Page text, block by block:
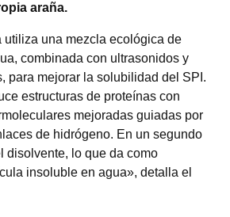
araña.
utiliza una mezcla ecológica de
combinada con ultrasonidos y
para mejorar la solubilidad del SPI.
estructuras de proteínas con
mejoradas guiadas por
de hidrógeno. En un segundo
disolvente, lo que da como
insoluble en agua», detalla el